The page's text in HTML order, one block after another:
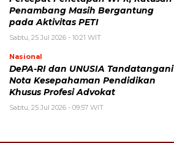
Penambang Masih Bergantung
pada Aktivitas PETI
Sabtu, 25 Jul 2026 - 10:21 WIT
Nasional
DePA-RI dan UNUSIA Tandatangani
Nota Kesepahaman Pendidikan
Khusus Profesi Advokat
Sabtu, 25 Jul 2026 - 09:57 WIT